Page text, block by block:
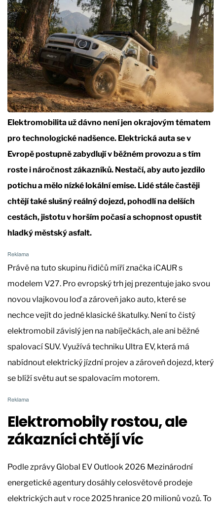
Elektromobilita už dávno není jen okrajovým tématem
pro technologické nadšence. Elektrická auta se v
Evropě postupně zabydlují v běžném provozu a s tím
roste i náročnost zákazníků. Nestačí, aby auto jezdilo
potichu a mělo nízké lokální emise. Lidé stále častěji
chtějí také slušný reálný dojezd, pohodlí na delších
cestách, jistotu v horším počasí a schopnost opustit
hladký městský asfalt.
Právě na tuto skupinu řidičů míří značka iCAUR s
modelem V27. Pro evropský trh jej prezentuje jako svou
novou vlajkovou loď a zároveň jako auto, které se
nechce vejít do jedné klasické škatulky. Není to čistý
elektromobil závislý jen na nabíječkách, ale ani běžné
spalovací SUV. Využívá techniku Ultra EV, která má
nabídnout elektrický jízdní projev a zároveň dojezd, který
se blíží světu aut se spalovacím motorem.
Elektromobily rostou, ale
zákazníci chtějí víc
Podle zprávy Global EV Outlook 2026 Mezinárodní
energetické agentury dosáhly celosvětové prodeje
elektrických aut v roce 2025 hranice 20 milionů vozů. To